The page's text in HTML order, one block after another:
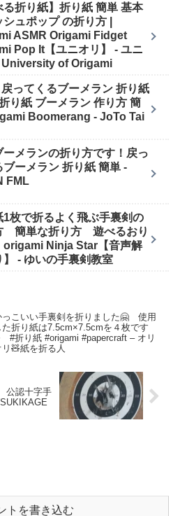
る折り紙】折り紙 簡単 基本
ュポップ の折り方 |
ASMR Origami Fidget
Pop It【ユニオリ】 - ユニ
University of Origami
ってくるブーメラン 折り紙
り紙 ブーメラン 作り方 簡
Boomerang - JoTo Tai
ーメランの折り方です！戻っ
ブーメラン 折り紙 簡単 -
FML
1枚で折るよく飛ぶ手裏剣の
簡単な折り方 遊べるおり
Ninja Star【音声解
】 - ゆいの手裏剣教室
っこいい手裏剣を折りました🤗 使用
た折り紙は7.5cm×7.5cmを４枚です
#折り紙 #origami #papercraft – オリ
リ🧸紙を折る人
認十字手
トを書き込む